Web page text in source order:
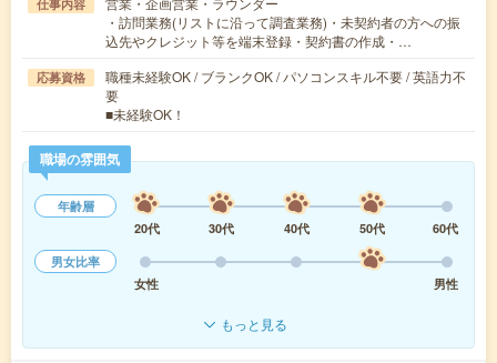
仕事内容
・訪問業務(リストに沿って調査業務)・未契約者の方への振
込先やクレジット等を端末登録・契約書の作成・…
応募資格
職種未経験OK / ブランクOK / パソコンスキル不要 / 英語力不
要
■未経験OK！
職場の雰囲気
年齢層
20代
30代 40代 50代
60代
男女比率
女性
男性
もっと見る